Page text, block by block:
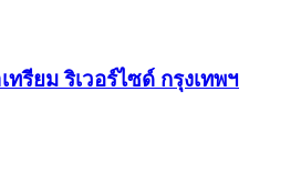
รียม ริเวอร์ไซด์ กรุงเทพฯ